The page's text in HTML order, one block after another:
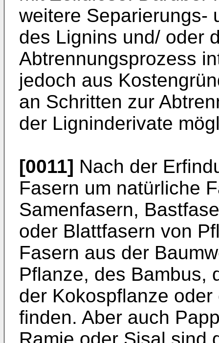
weitere Separierungs-
des Lignins und/ oder
Abtrennungsprozess
jedoch aus
an Schritten zur
der Ligninderivate
[0011] Nach der
Fasern um natürliche
Samenfasern,
oder Blattfasern von
Fasern aus der
Pflanze, des Bambus,
der Kokospflanze
finden. Aber auch